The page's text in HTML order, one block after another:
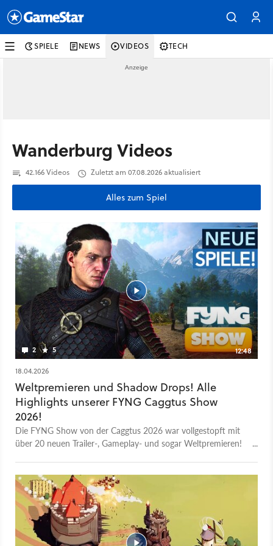
SPIELE NEWS VIDEOS TECH
Wanderburg Videos
42.166 Videos Zuletzt am 07.08.2026 aktualisiert
Alles zum Spiel
2 5
12:48
18.04.2026
Weltpremieren und Shadow Drops! Alle
Highlights unserer FYNG Caggtus Show
2026!
Die FYNG Show von der Caggtus 2026 war vollgestopft mit
über 20 neuen Trailer-, Gameplay- und sogar Weltpremieren!
Community so richtig gut gefallen dürfte. Und hier kommen
jetzt alle Highlights für euch noch einmal im Überblick. Dieses
Jahr haben wir sogar einen ganz eigenen Steam Sale! Schaut
da auf jeden Fall vorbei und schaut gerne live im Steam mit!
Hier findet ihr alle Infos über FYNG Caggtus 2026! Hier